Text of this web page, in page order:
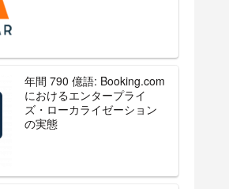
年間 790 億語: Booking.com
におけるエンタープライ
ズ・ローカライゼーション
の実態